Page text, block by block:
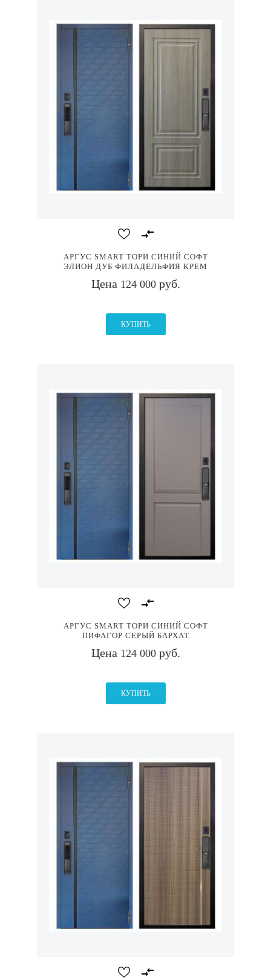
АРГУС SMART ТОРИ СИНИЙ СОФТ
ЭЛИОН ДУБ ФИЛАДЕЛЬФИЯ КРЕМ
Цена124 000 руб.
КУПИТЬ
АРГУС SMART ТОРИ СИНИЙ СОФТ
ПИФАГОР СЕРЫЙ БАРХАТ
Цена124 000 руб.
КУПИТЬ